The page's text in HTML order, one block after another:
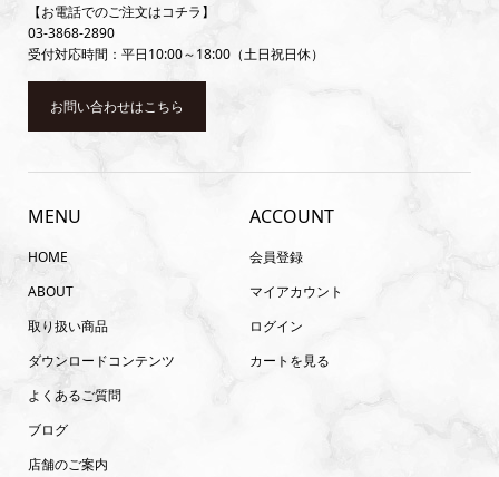
【お電話でのご注文はコチラ】
03-3868-2890
受付対応時間：平日10:00～18:00（土日祝日休）
お問い合わせはこちら
MENU
HOME
ABOUT
取り扱い商品
ダウンロードコンテンツ
よくあるご質問
ブログ
店舗のご案内
ACCOUNT
会員登録
マイアカウント
ログイン
カートを見る